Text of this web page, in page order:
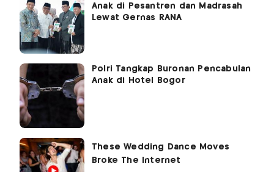
Anak di Pesantren dan Madrasah
Lewat Gernas RANA
Polri Tangkap Buronan Pencabulan
Anak di Hotel Bogor